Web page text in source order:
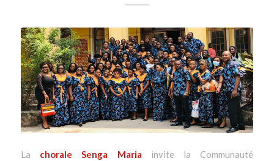
La chorale Senga Maria invite la Communauté